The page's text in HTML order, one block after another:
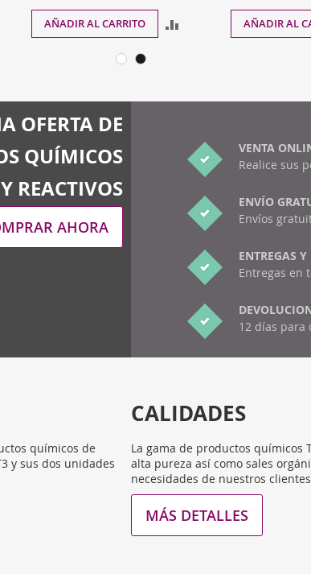
AÑADIR AL CARRITO AÑADIR AL
OFERTA DE
QUÍMICOS
Y REACTIVOS
AHORA
VENTA
Realice sus
ENVÍO
Envíos
ENTREGAS
Entregas en
12 días para
químicos de
y sus dos unidades
CALIDADES
La gama de productos químicos
alta pureza así como sales
necesidades de nuestros
MÁS DETALLES